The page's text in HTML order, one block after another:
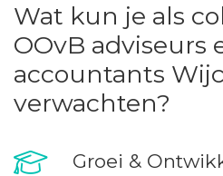
OOvB zijn uitstekend. De
prettig en ondersteunend.
strikte productiviteitseisen
binnen redelijkheid naar je
wens aan. De vennoten
Wat kun je als
OOvB adviseurs
accountants
verwachten?
Groei &